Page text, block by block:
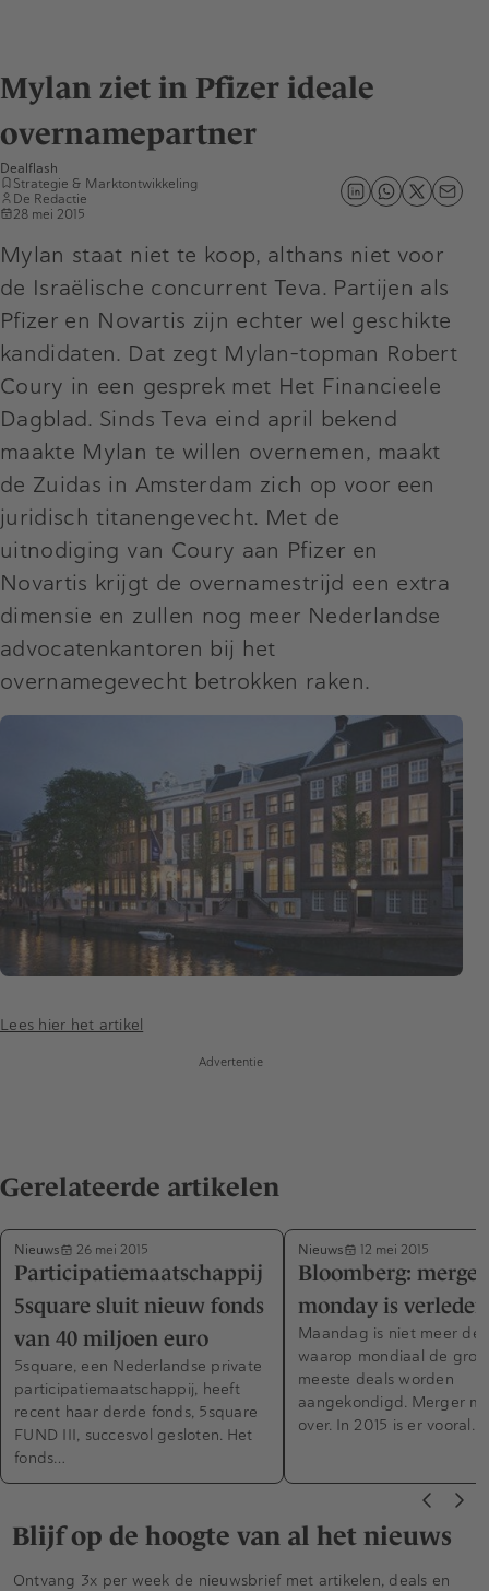
Mylan ziet in Pfizer ideale
overnamepartner
Dealflash
Strategie & Marktontwikkeling
De Redactie
28 mei 2015
Mylan staat niet te koop, althans niet voor
de Israëlische concurrent Teva. Partijen als
Pfizer en Novartis zijn echter wel geschikte
kandidaten. Dat zegt Mylan-topman Robert
Coury in een gesprek met Het Financieele
Dagblad. Sinds Teva eind april bekend
maakte Mylan te willen overnemen, maakt
de Zuidas in Amsterdam zich op voor een
juridisch titanengevecht. Met de
uitnodiging van Coury aan Pfizer en
Novartis krijgt de overnamestrijd een extra
dimensie en zullen nog meer Nederlandse
advocatenkantoren bij het
overnamegevecht betrokken raken.
Lees hier het artikel
Advertentie
Gerelateerde artikelen
Nieuws 26 mei 2015
Participatiemaatschappij
5square sluit nieuw fonds
van 40 miljoen euro
5square, een Nederlandse private
participatiemaatschappij, heeft
recent haar derde fonds, 5square
FUND III, succesvol gesloten. Het
fonds…
Nieuws 12 mei 2015
Bloomberg: merger
monday is
Maandag is niet meer de
waarop mondiaal de
meeste deals worden
aangekondigd. Merger
over. In 2015 is er vooral…
Blijf op de hoogte van al het nieuws
Ontvang 3x per week de nieuwsbrief met artikelen, deals en